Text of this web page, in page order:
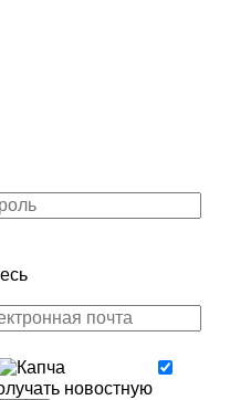
новостную